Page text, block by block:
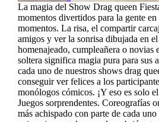
La magia del Show Drag queen
momentos divertidos para la gente en
momentos. La risa, el compartir
amigos y ver la sonrisa dibujada en
homenajeado, cumpleañera o novias
soltera significa magia pura para sus
cada uno de nuestros shows drag
conseguir ver felices a los
monólogos cómicos. ¡Y eso es solo
Juegos sorprendentes. Coreografías
más achispado con parte de cada uno